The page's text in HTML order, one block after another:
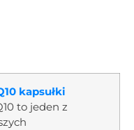
kapsułki
to jeden z